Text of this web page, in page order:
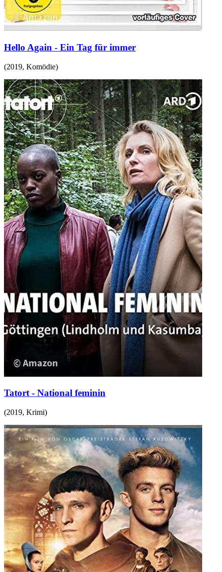
Hello Again - Ein Tag für immer
(2019, Komödie)
Tatort - National feminin
(2019, Krimi)